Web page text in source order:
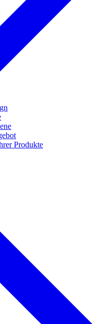
Produkte